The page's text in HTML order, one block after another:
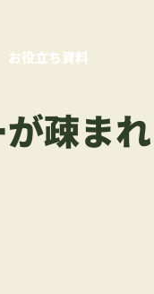
お役立ち資料
疎まれ